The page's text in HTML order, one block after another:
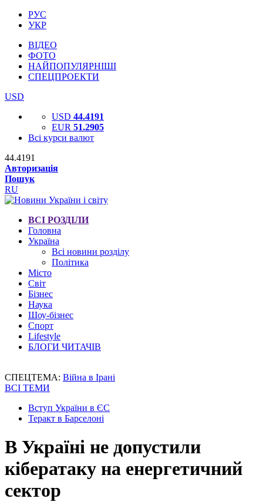
РУС
УКР
ВІДЕО
ФОТО
НАЙПОПУЛЯРНІШІ
СПЕЦПРОЕКТИ
USD
USD 44.4191
EUR 51.2905
Всі курси валют
44.4191
Авторизація
Пошук
RU
ВСІ РОЗДІЛИ
Головна
Україна
Всі новини розділу
Політика
Місто
Світ
Бізнес
Наука
Шоу-бізнес
Спорт
Lifestyle
БЛОГИ ЧИТАЧІВ
СПЕЦТЕМА: Війна в Ірані
ВСІ ТЕМИ
Вступ України в ЄС
Теракт в Барселоні
В Україні не допустили
кібератаку на енергетичний
сектор